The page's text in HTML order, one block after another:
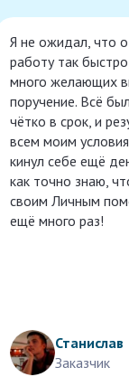
Я не ожидал, что
работу так
много желающих
поручение. Всё
чётко в срок, и
всем моим
кинул себе ещё
как точно знаю,
своим Личным
ещё много раз!
Станислав
Заказчик